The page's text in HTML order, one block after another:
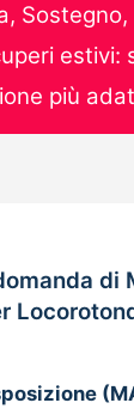
di
Sostegno,
estivi:
più